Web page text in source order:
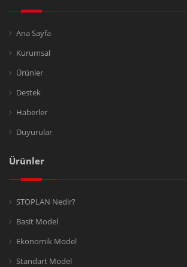
Ana Sayfa
Kurumsal
Ürünler
Destek
Haberler
Duyurular
Ürünler
STOPLAN Nedir?
Basit Model
Ekonomik Model
Standart Model